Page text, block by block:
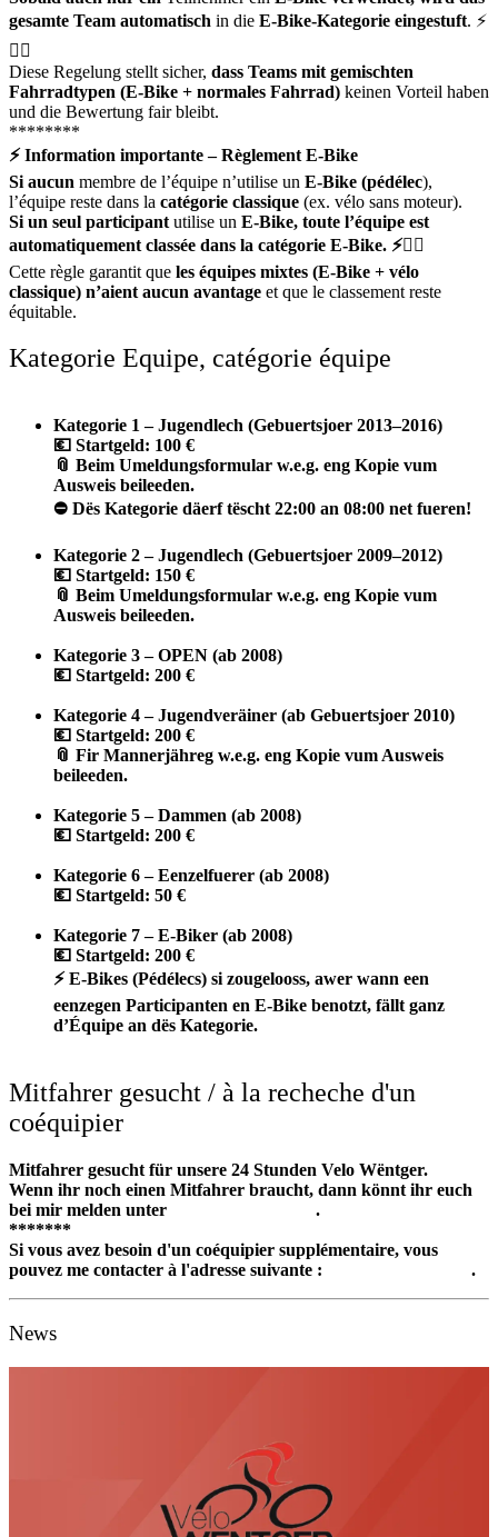
gesamte Team automatisch in die E-Bike-Kategorie eingestuft. ⚡
🚴‍♀️
Diese Regelung stellt sicher, dass Teams mit gemischten
Fahrradtypen (E-Bike + normales Fahrrad) keinen Vorteil haben
und die Bewertung fair bleibt.
********
⚡Information importante – Règlement E-Bike
Si aucun membre de l’équipe n’utilise un E-Bike (pédélec),
l’équipe reste dans la catégorie classique (ex. vélo sans moteur).
Si un seul participant utilise un E-Bike, toute l’équipe est
automatiquement classée dans la catégorie E-Bike. ⚡🚴‍♀️
Cette règle garantit que les équipes mixtes (E-Bike + vélo
classique) n’aient aucun avantage et que le classement reste
équitable.
Kategorie Equipe, catégorie équipe
Kategorie 1 – Jugendlech (Gebuertsjoer 2013–2016)
💶 Startgeld: 100 €
📎 Beim Umeldungsformular w.e.g. eng Kopie vum
Ausweis beileeden.
⛔ Dës Kategorie däerf tëscht 22:00 an 08:00 net fueren!
Kategorie 2 – Jugendlech (Gebuertsjoer 2009–2012)
💶 Startgeld: 150 €
📎 Beim Umeldungsformular w.e.g. eng Kopie vum
Ausweis beileeden.
Kategorie 3 – OPEN (ab 2008)
💶 Startgeld: 200 €
Kategorie 4 – Jugendveräiner (ab Gebuertsjoer 2010)
💶 Startgeld: 200 €
📎 Fir Mannerjähreg w.e.g. eng Kopie vum Ausweis
beileeden.
Kategorie 5 – Dammen (ab 2008)
💶 Startgeld: 200 €
Kategorie 6 – Eenzelfuerer (ab 2008)
💶 Startgeld: 50 €
Kategorie 7 – E-Biker (ab 2008)
💶 Startgeld: 200 €
⚡E-Bikes (Pédélecs) si zougelooss, awer wann een
eenzegen Participanten en E-Bike benotzt, fällt ganz
d’Équipe an dës Kategorie.
Mitfahrer gesucht / à la recheche d'un
coéquipier
Mitfahrer gesucht für unsere 24 Stunden Velo Wëntger.
Wenn ihr noch einen Mitfahrer braucht, dann könnt ihr euch
bei mir melden unter
.
*******
Si vous avez besoin d'un coéquipier supplémentaire, vous
pouvez me contacter à l'adresse suivante :
.
News